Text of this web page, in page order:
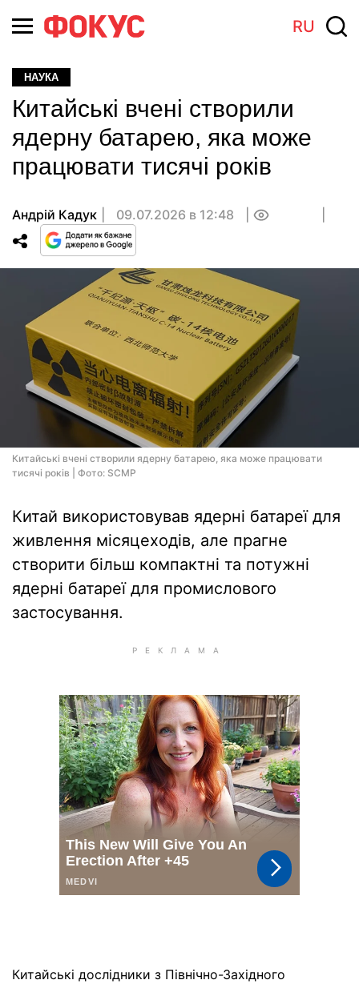
RU
НАУКА
Китайські вчені створили
ядерну батарею, яка може
працювати тисячі років
Андрій Кадук 09.07.2026 в 12:48
Китайські вчені створили ядерну батарею, яка може працювати
тисячі років | Фото: SCMP
Китай використовував ядерні батареї для
живлення місяцеходів, але прагне
створити більш компактні та потужні
ядерні батареї для промислового
застосування.
Китайські дослідники з Північно-Західного